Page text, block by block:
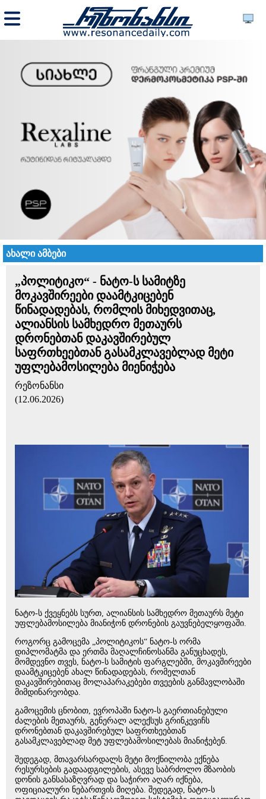
ახალი ამბები
„პოლიტიკო“ - ნატო-ს სამიტზე
მოკავშირეები დაამტკიცებენ
წინადადებას, რომლის მიხედვითაც,
ალიანსის სამხედრო მეთაურს
დრონებთან დაკავშირებულ
საფრთხეებთან გასამკლავებლად მეტი
უფლებამოსილება მიენიჭება
რეზონანსი
(12.06.2026)
ნატო-ს ქვეყნებს სურთ, ალიანსის სამხედრო მეთაურს მეტი
უფლებამოსილება მიანიჭონ დრონების გაუვნებელყოფაში.
როგორც გამოცემა „პოლიტიკოს“ ნატო-ს ორმა
დიპლომატმა და ერთმა მაღალჩინოსანმა განუცხადეს,
მომდევნო თვეს, ნატო-ს სამიტის ფარგლებში, მოკავშირეები
დაამტკიცებენ ახალ წინადადებას, რომელთან
დაკავშირებითაც მოლაპარაკებები თვეების განმავლობაში
მიმდინარეობდა.
გამოცემის ცნობით, ევროპაში ნატო-ს გაერთიანებული
ძალების მეთაურს, გენერალ ალექსუს გრინკევიჩს
დრონებთან დაკავშირებულ საფრთხეებთან
გასამკლავებლად მეტ უფლებამოსილებას მიანიჭებენ.
შედეგად, მთავარსარდალს მეტი მოქნილობა ექნება
რესურსების გადაადგილების, ასევე საბრძოლო მზაობის
დონის განსასაზღვრად და საჭირო აღარ იქნება,
ოფიციალური ნებართვის მიღება. შედეგად, ნატო-ს